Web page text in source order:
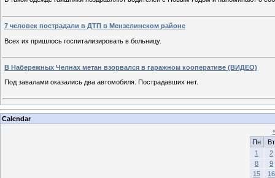
7 человек пострадали в ДТП в Мензелинском районе
Всех их пришлось госпитализировать в больницу.
В Набережных Челнах метан взорвался в гаражном кооперативе (ВИДЕО)
Под завалами оказались два автомобиля. Пострадавших нет.
Calendar
Пн
Вт
1
2
8
9
15
16